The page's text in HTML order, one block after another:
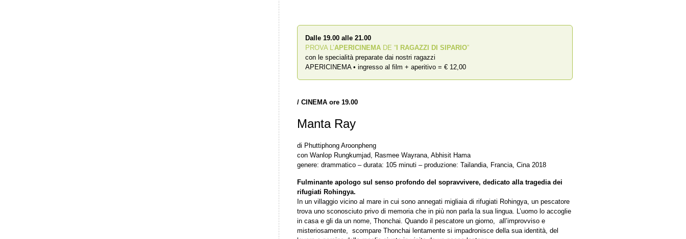
Dalle 19.00 alle 21.00
PROVA L’APERICINEMA DE “ I RAGAZZI DI SIPARIO”
con le specialità preparate dai nostri ragazzi
APERICINEMA • ingresso al film + aperitivo = € 12,00
/ CINEMA ore 19.00
Manta Ray
di Phuttiphong Aroonpheng
con Wanlop Rungkumjad, Rasmee Wayrana, Abhisit Hama
genere: drammatico – durata: 105 minuti – produzione: Tailandia, Francia, Cina 2018
Fulminante apologo sul senso profondo del sopravvivere, dedicato alla tragedia dei
rifugiati Rohingya.
In un villaggio vicino al mare in cui sono annegati migliaia di rifugiati Rohingya, un pescatore
trova uno sconosciuto privo di memoria che in più non parla la sua lingua. L’uomo lo accoglie
in casa e gli da un nome, Thonchai. Quando il pescatore un giorno, all’improvviso e
misteriosamente, scompare Thonchai lentamente si impadronisce della sua identità, del